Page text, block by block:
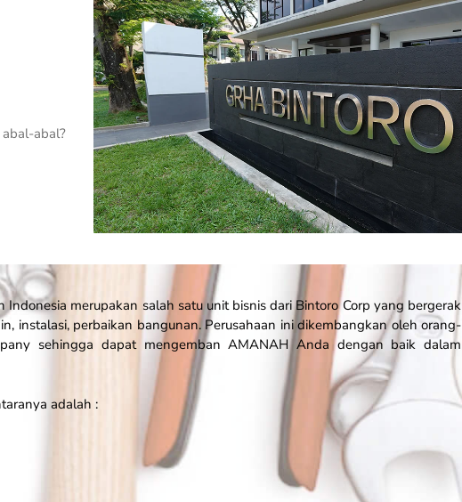
abal?
merupakan salah satu unit bisnis dari Bintoro Corp yang bergerak
instalasi, perbaikan bangunan. Perusahaan ini dikembangkan oleh orang-
sehingga dapat mengemban AMANAH Anda dengan baik dalam
adalah :